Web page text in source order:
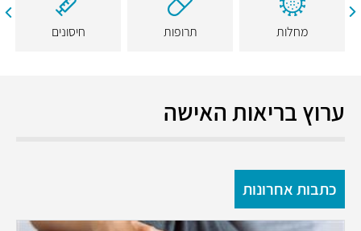
מחלות תרופות חיסונים
ערוץ בריאות האישה
כתבות אחרונות